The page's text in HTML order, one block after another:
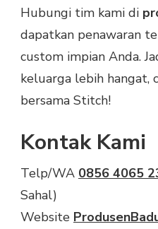
Hubungi tim kami di
dapatkan penawaran
custom impian Anda.
keluarga lebih hangat,
bersama Stitch!
Kontak Kami
Telp/WA 0856 4065
Sahal)
Website